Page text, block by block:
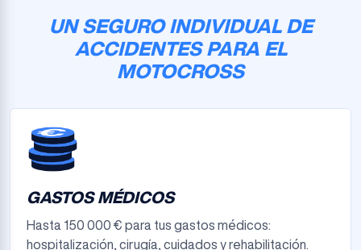
UN SEGURO INDIVIDUAL DE
ACCIDENTES PARA EL
MOTOCROSS
GASTOS MÉDICOS
Hasta 150 000 € para tus gastos médicos:
hospitalización, cirugía, cuidados y rehabilitación.